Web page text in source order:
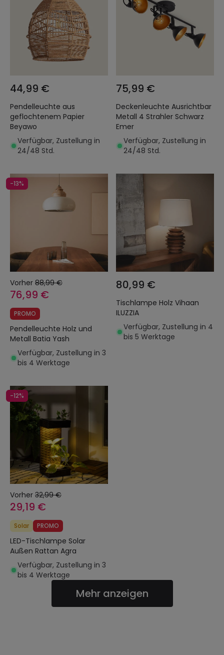
44,99 €
Pendelleuchte aus
geflochtenem Papier
Beyawo
Verfügbar, Zustellung in
24/48 Std.
75,99 €
Deckenleuchte Ausrichtbar
Metall 4 Strahler Schwarz
Emer
Verfügbar, Zustellung in
24/48 Std.
-13%
Vorher 88,99 €
76,99 €
PROMO
Pendelleuchte Holz und
Metall Batia Yash
Verfügbar, Zustellung in 3
bis 4 Werktage
80,99 €
Tischlampe Holz Vihaan
ILUZZIA
Verfügbar, Zustellung in 4
bis 5 Werktage
-12%
Vorher 32,99 €
29,19 €
Solar PROMO
LED-Tischlampe Solar
Außen Rattan Agra
Verfügbar, Zustellung in 3
bis 4 Werktage
Mehr anzeigen